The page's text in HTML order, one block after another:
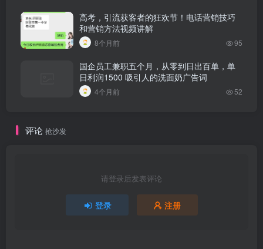
高考，引流获客者的狂欢节！电话营销技巧
和营销方法视频讲解
8个月前 95
国企员工兼职五个月，从零到日出百单，单
日利润1500 吸引人的洗面奶广告词
4个月前 52
评论 抢沙发
请登录后发表评论
登录 注册